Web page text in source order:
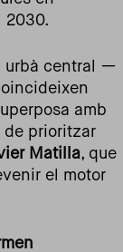
2030.
urbà central —
amb
de prioritzar
Matilla, que
el motor